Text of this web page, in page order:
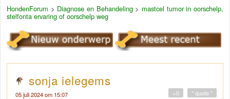
HondenForum > Diagnose en Behandeling> mastcel tumor in oorschelp,
stelfonta ervaring of oorschelp weg
sonja ielegems
05 juli 2024 om 15:07 " quote "
+0